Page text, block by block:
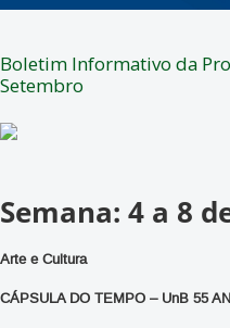
Boletim Informativo da
Setembro
Semana: 4 a 8
Arte e Cultura
CÁPSULA DO TEMPO – UnB 55